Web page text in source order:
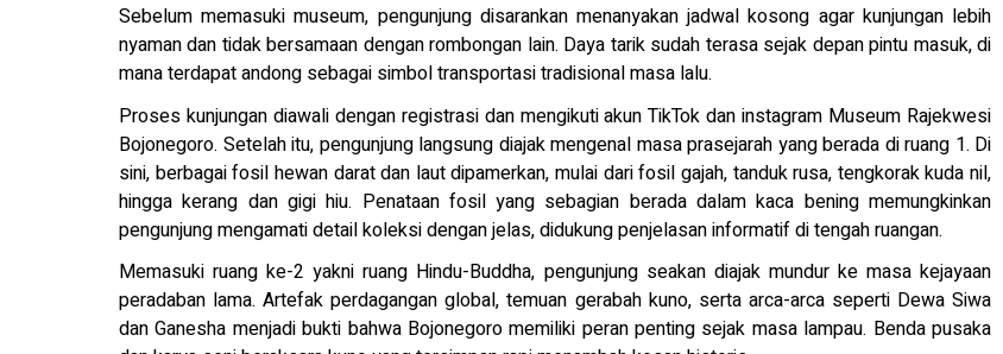
Sebelum memasuki museum, pengunjung disarankan menanyakan jadwal kosong agar kunjungan lebih
nyaman dan tidak bersamaan dengan rombongan lain. Daya tarik sudah terasa sejak depan pintu masuk, di
mana terdapat andong sebagai simbol transportasi tradisional masa lalu.
Proses kunjungan diawali dengan registrasi dan mengikuti akun TikTok dan instagram Museum Rajekwesi
Bojonegoro. Setelah itu, pengunjung langsung diajak mengenal masa prasejarah yang berada di ruang 1. Di
sini, berbagai fosil hewan darat dan laut dipamerkan, mulai dari fosil gajah, tanduk rusa, tengkorak kuda nil,
hingga kerang dan gigi hiu. Penataan fosil yang sebagian berada dalam kaca bening memungkinkan
pengunjung mengamati detail koleksi dengan jelas, didukung penjelasan informatif di tengah ruangan.
Memasuki ruang ke-2 yakni ruang Hindu-Buddha, pengunjung seakan diajak mundur ke masa kejayaan
peradaban lama. Artefak perdagangan global, temuan gerabah kuno, serta arca-arca seperti Dewa Siwa
dan Ganesha menjadi bukti bahwa Bojonegoro memiliki peran penting sejak masa lampau. Benda pusaka